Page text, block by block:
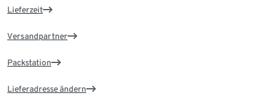
Lieferzeit
Versandpartner
Packstation
Lieferadresse ändern